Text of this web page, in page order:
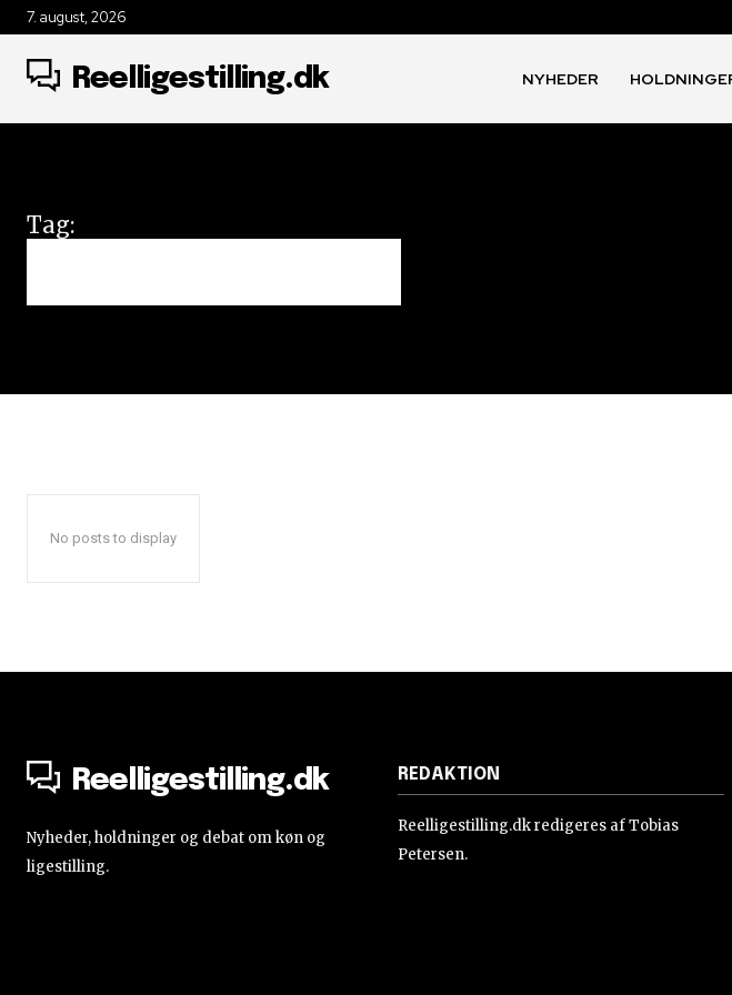
7. august, 2026
Reelligestilling.dk NYHEDER
Tag:
No posts to display
Reelligestilling.dk
Nyheder, holdninger og debat om køn og
ligestilling.
REDAKTION
Reelligestilling.dk redigeres af Tobias
Petersen.